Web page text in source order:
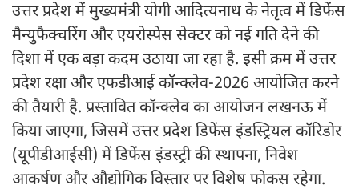
उत्तर प्रदेश में मुख्यमंत्री योगी आदित्यनाथ के नेतृत्व में डिफेंस
मैन्युफैक्चरिंग और एयरोस्पेस सेक्टर को नई गति देने की
दिशा में एक बड़ा कदम उठाया जा रहा है. इसी क्रम में उत्तर
प्रदेश रक्षा और एफडीआई कॉन्क्लेव-2026 आयोजित करने
की तैयारी है. प्रस्तावित कॉन्क्लेव का आयोजन लखनऊ में
किया जाएगा, जिसमें उत्तर प्रदेश डिफेंस इंडस्ट्रियल कॉरिडोर
(यूपीडीआईसी) में डिफेंस इंडस्ट्री की स्थापना, निवेश
आकर्षण और औद्योगिक विस्तार पर विशेष फोकस रहेगा.